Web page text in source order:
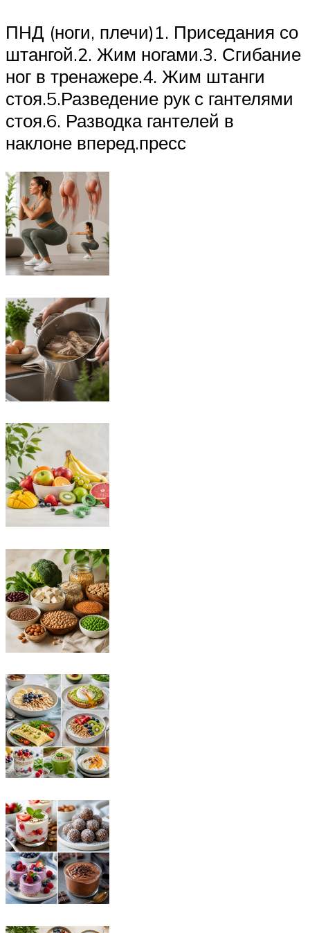
ПНД (ноги, плечи)1. Приседания со
штангой.2. Жим ногами.3. Сгибание
ног в тренажере.4. Жим штанги
стоя.5.Разведение рук с гантелями
стоя.6. Разводка гантелей в
наклоне вперед.пресс